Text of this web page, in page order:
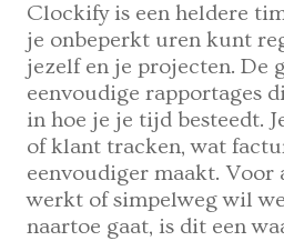
Clockify is een heldere
je onbeperkt uren kunt
jezelf en je projecten. De
eenvoudige rapportages
in hoe je je tijd besteedt.
of klant tracken, wat
eenvoudiger maakt. Voor
werkt of simpelweg wil
naartoe gaat, is dit een